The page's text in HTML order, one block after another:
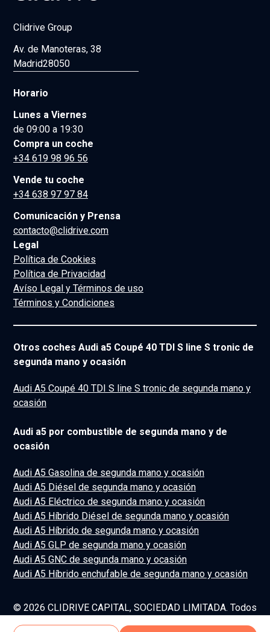
Clidrive Group
Av. de Manoteras, 38
Madrid28050
Horario
Lunes a Viernes
de 09:00 a 19:30
Compra un coche
+34 619 98 96 56
Vende tu coche
+34 638 97 97 84
Comunicación y Prensa
contacto@clidrive.com
Legal
Política de Cookies
Política de Privacidad
Avíso Legal y Términos de uso
Términos y Condiciones
Otros coches Audi a5 Coupé 40 TDI S line S tronic de
segunda mano y ocasión
Audi A5 Coupé 40 TDI S line S tronic de segunda mano y
ocasión
Audi a5 por combustible de segunda mano y de
ocasión
Audi A5 Gasolina de segunda mano y ocasión
Audi A5 Diésel de segunda mano y ocasión
Audi A5 Eléctrico de segunda mano y ocasión
Audi A5 Híbrido Diésel de segunda mano y ocasión
Audi A5 Híbrido de segunda mano y ocasión
Audi A5 GLP de segunda mano y ocasión
Audi A5 GNC de segunda mano y ocasión
Audi A5 Híbrido enchufable de segunda mano y ocasión
© 2026 CLIDRIVE CAPITAL, SOCIEDAD LIMITADA. Todos
los derechos reservados.